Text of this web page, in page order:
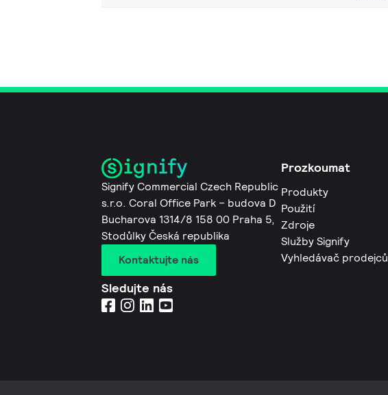
Signify Commercial Czech Republic
s.r.o. Coral Office Park – budova D
Bucharova 1314/8 158 00 Praha 5,
Stodůlky Česká republika
Kontaktujte nás
Sledujte nás
Prozkoumat
Produkty
Použití
Zdroje
Služby Signify
Vyhledávač prodejců